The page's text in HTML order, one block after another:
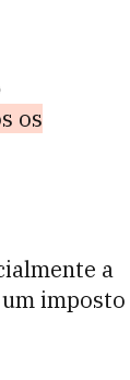
os
a
imposto